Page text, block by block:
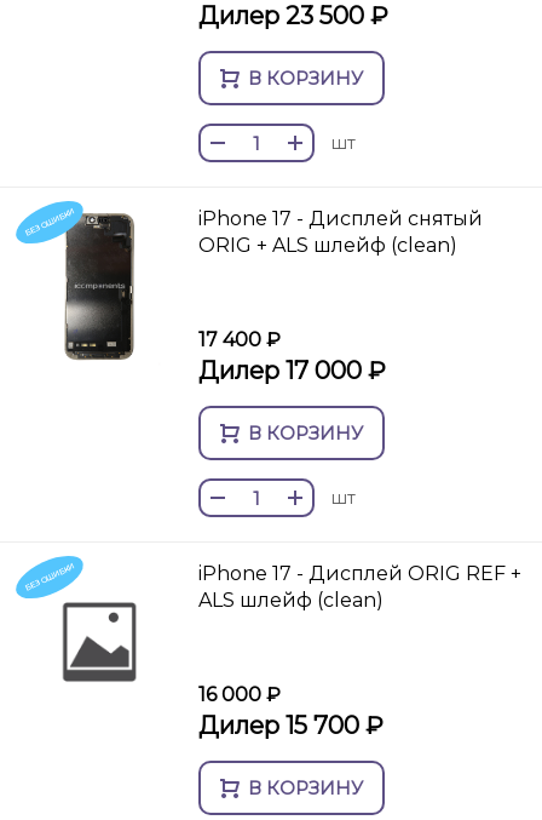
Дилер 23 500 ₽
В КОРЗИНУ
шт
БЕЗ ОШИБКИ
iPhone 17 - Дисплей снятый
ORIG + ALS шлейф (clean)
17 400 ₽
Дилер 17 000 ₽
В КОРЗИНУ
шт
БЕЗ ОШИБКИ
iPhone 17 - Дисплей ORIG REF +
ALS шлейф (clean)
16 000 ₽
Дилер 15 700 ₽
В КОРЗИНУ